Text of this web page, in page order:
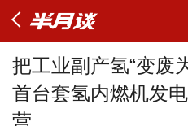
把工业副产氢“变废
首台套氢内燃机发
营